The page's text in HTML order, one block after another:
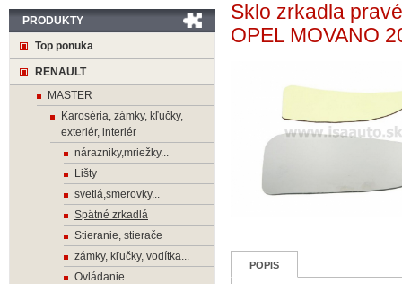
Sklo zrkadla
OPEL MOVANO
POPIS
PRODUKTY
Top ponuka
RENAULT
MASTER
Karoséria, zámky, kľučky,
exteriér, interiér
nárazniky,mriežky...
Lišty
svetlá,smerovky...
Spätné zrkadlá
Stieranie, stierače
zámky, kľučky, vodítka...
Ovládanie